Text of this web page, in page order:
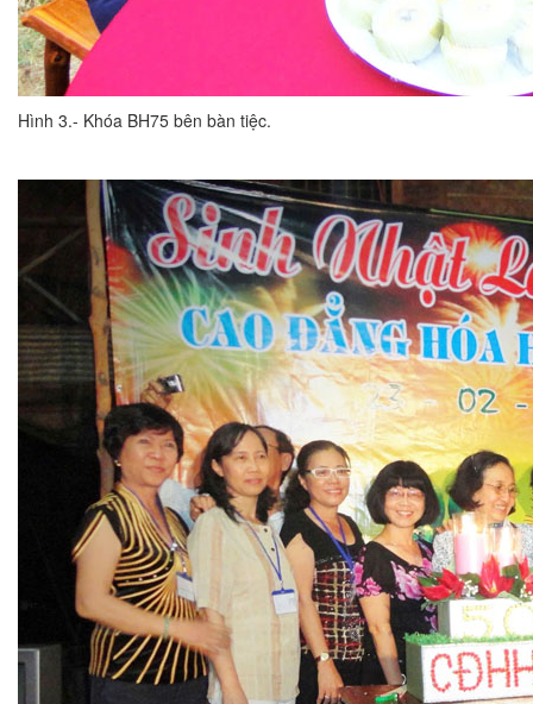
Hình 3.- Khóa BH75 bên bàn tiệc.